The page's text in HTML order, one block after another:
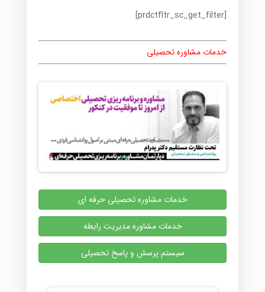
[prdctfltr_sc_get_filter]
خدمات مشاوره تحصیلی
خدمات مشاوره تحصیلی حرفه ای
خدمات مشاوره مدیریت رابطه
سیستم پرسش و پاسخ تحصیلی